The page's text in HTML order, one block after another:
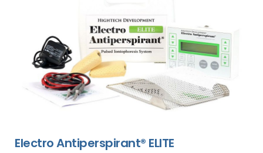
Electro Antiperspirant® ELITE